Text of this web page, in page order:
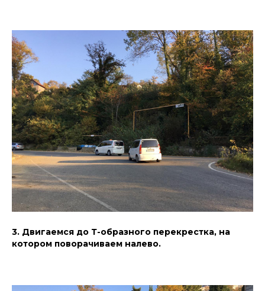
3. Двигаемся до Т-образного перекрестка, на
котором поворачиваем налево.